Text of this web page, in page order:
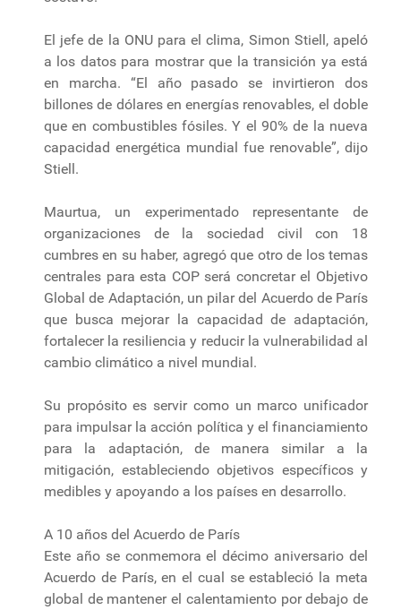
El jefe de la ONU para el clima, Simon Stiell, apeló
a los datos para mostrar que la transición ya está
en marcha. “El año pasado se invirtieron dos
billones de dólares en energías renovables, el doble
que en combustibles fósiles. Y el 90% de la nueva
capacidad energética mundial fue renovable”, dijo
Stiell.
Maurtua, un experimentado representante de
organizaciones de la sociedad civil con 18
cumbres en su haber, agregó que otro de los temas
centrales para esta COP será concretar el Objetivo
Global de Adaptación, un pilar del Acuerdo de París
que busca mejorar la capacidad de adaptación,
fortalecer la resiliencia y reducir la vulnerabilidad al
cambio climático a nivel mundial.
Su propósito es servir como un marco unificador
para impulsar la acción política y el financiamiento
para la adaptación, de manera similar a la
mitigación, estableciendo objetivos específicos y
medibles y apoyando a los países en desarrollo.
A 10 años del Acuerdo de París
Este año se conmemora el décimo aniversario del
Acuerdo de París, en el cual se estableció la meta
global de mantener el calentamiento por debajo de